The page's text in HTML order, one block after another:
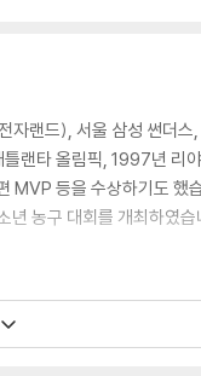
랜드), 서울 삼성 썬더
랜타 올림픽, 1997년 리
MVP 등을 수상하기도 했
농구 대회를 개최하였